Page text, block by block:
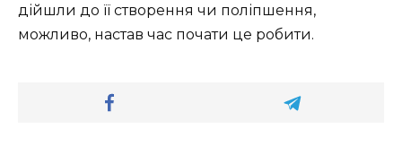
дійшли до її створення чи поліпшення,
можливо, настав час почати це робити.